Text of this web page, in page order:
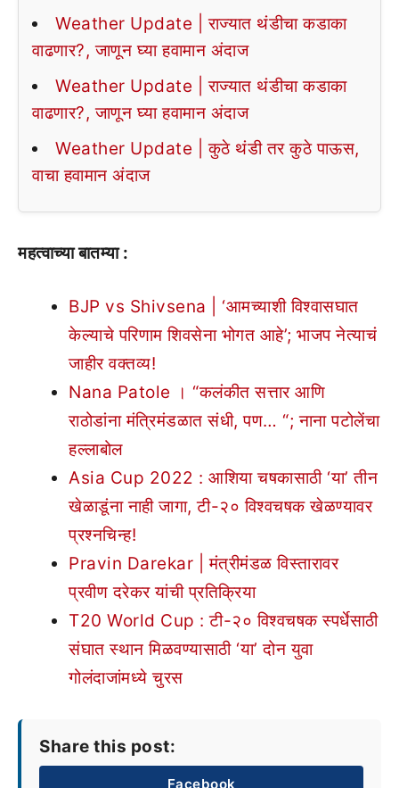
Weather Update | राज्यात थंडीचा कडाका
वाढणार?, जाणून घ्या हवामान अंदाज
Weather Update | राज्यात थंडीचा कडाका
वाढणार?, जाणून घ्या हवामान अंदाज
Weather Update | कुठे थंडी तर कुठे पाऊस,
वाचा हवामान अंदाज
महत्वाच्या बातम्या :
BJP vs Shivsena | ‘आमच्याशी विश्वासघात
केल्याचे परिणाम शिवसेना भोगत आहे’; भाजप नेत्याचं
जाहीर वक्तव्य!
Nana Patole । “कलंकीत सत्तार आणि
राठोडांना मंत्रिमंडळात संधी, पण… “; नाना पटोलेंचा
हल्लाबोल
Asia Cup 2022 : आशिया चषकासाठी ‘या’ तीन
खेळाडूंना नाही जागा, टी-२० विश्वचषक खेळण्यावर
प्रश्नचिन्ह!
Pravin Darekar | मंत्रीमंडळ विस्तारावर
प्रवीण दरेकर यांची प्रतिक्रिया
T20 World Cup : टी-२० विश्वचषक स्पर्धेसाठी
संघात स्थान मिळवण्यासाठी ‘या’ दोन युवा
गोलंदाजांमध्ये चुरस
Share this post:
Facebook